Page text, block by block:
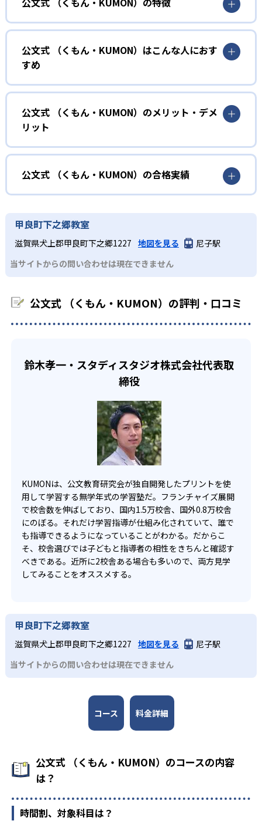
01
無学年式の学力別学習
KUMONでは、年齢や学年にとらわれずに、一人ひとりの学
力に応じたレベルから学習を始めている。
確実に100点が取れるレベルから少しずつ難易度を上げてい
しさを経験できる。
ルステップで進んでいけるよう工夫されている。このスタ
イルは子どもの学習意欲をかき立てるため、教えてもらう
という受け身の姿勢ではなく、自ら進んで学ぶ姿勢を身に
つけられるだろう。
また、自学学習スタイルで学ぶ子どもたちは、自らの学習
課題に気がつくようになる。学年を超えた範囲も学習でき
03 フレキシブルな受講スタイル
KUMONでは、教室が開いている時間内であれば、何曜日に
い中高生にも通室しやすい。また、教室によっては自宅か
公文式 （くもん・KUMON）はこんな人におす
すめ
幼児
小学校に入る準備をしたい幼児向け
KUMONでは細かいステップに分かれた教材で、わかる楽し
さを経験しながら無理なく力を高めていける。
性格や学習への取り組み姿勢に合わせて内容も調整するた
め、小学校に入ってもつまずきにくい学力を身につけられ
るだろう。
中学に向けて苦手教科を克服したい子ども向け
KUMONでは経験豊富な先生が、子どものやる気を引き出せ
る。苦手な科目でも自分で解けた達成感を味わうことで、
少しずつ苦手意識を克服できるだろう。
中学生・高校生
部活や習い事と両立したい生徒向け
宿題の量や進め方に関しては、いつでも気軽に相談可能
公文式 （くもん・KUMON）のメリット・デメ
リット
どんなメリットがある？
KUMONでは自学自習スタイルで勉強するため、集中力や目
標に向かって頑張りやり抜く力を育むことができる。ま
た、年齢や学年にとらわれずに自分の学力に相応したレベ
ルから学習できるため、難しすぎてやる気を損ねたり、簡
単すぎて退屈することもない。
どんなデメリットがある？
KUMONでは、中高生のクラスでも数学・英語・国語の3教
科に限られるため、その他の教科に関しては他塾を検討す
公文式 （くもん・KUMON）の合格実績
KUMONは、公式サイトでは合格実績は公開していない。志
わせたい。
甲良町下之郷教室
滋賀県犬上郡甲良町下之郷1227 地図を見る
尼子駅
当サイトからの問い合わせは現在できません
公文式 （くもん・KUMON）の評判・口コミ
鈴木孝一・スタディスタジオ株式会社代表取
締役
KUMONは、公文教育研究会が独自開発したプリントを使
用して学習する無学年式の学習塾だ。フランチャイズ展開
で校舎数を伸ばしており、国内1.5万校舎、国外0.8万校舎
にのぼる。それだけ学習指導が仕組み化されていて、誰で
も指導できるようになっていることがわかる。だからこ
そ、校舎選びでは子どもと指導者の相性をきちんと確認す
べきである。近所に2校舎ある場合も多いので、両方見学
してみることをオススメする。
甲良町下之郷教室
滋賀県犬上郡甲良町下之郷1227 地図を見る
尼子駅
当サイトからの問い合わせは現在できません
コース 料金詳細
公文式 （くもん・KUMON）のコースの内容
は？
時間割、対象科目は？